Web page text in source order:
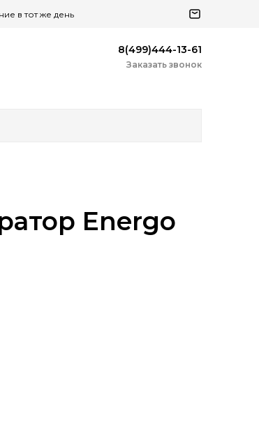
в тот же день
8(499)444-13-61
Заказать звонок
Energo